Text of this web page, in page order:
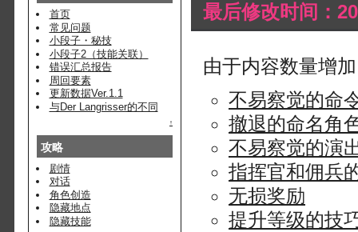
首页
常见问题
小段子・秘技
小段子2（技能关联）
错误汇总报告
周回要素
更新数据Ver.1.1
与Der Langrisser的不同
↑
攻略
剧情
对话
角色创造
隐藏地点
隐藏技能
最后修改时间：
由于内容数量增
不易察觉的命
撤退的命名角
不易察觉的演
指挥官和佣兵
无损奖励
提升等级的技